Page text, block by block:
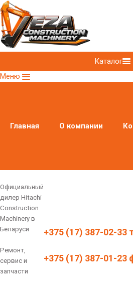
Каталог
Меню
Главная О компании
Официальный
дилер Hitachi
Construction
Machinery в
Беларуси
Ремонт,
сервис и
запчасти
+375 (17) 387-02-33
+375 (17) 387-01-23